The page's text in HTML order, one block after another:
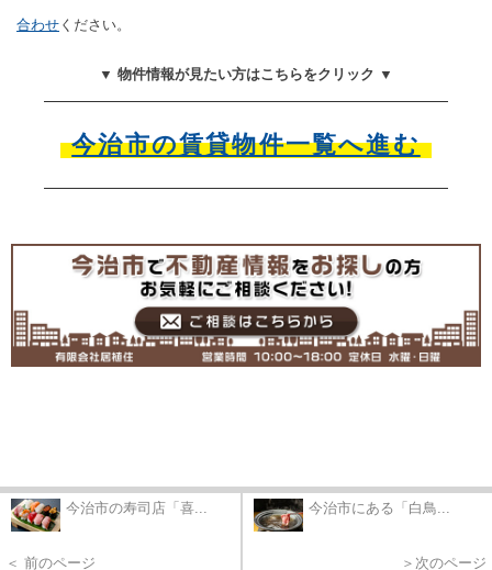
合わせ ください。
▼ 物件情報が見たい方はこちらをクリック ▼
今治市の賃貸物件一覧へ進む
今治市の寿司店「喜...
＜ 前のページ
今治市にある「白鳥...
＞次のページ